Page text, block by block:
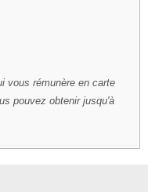
vous rémunère en carte
pouvez obtenir jusqu'à